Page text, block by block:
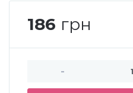
Інші прикраси
Фарби для розпису
186 грн
-